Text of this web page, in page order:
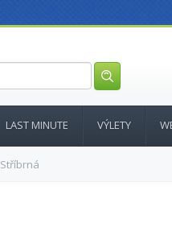
LAST MINUTE VÝLETY
Stříbrná